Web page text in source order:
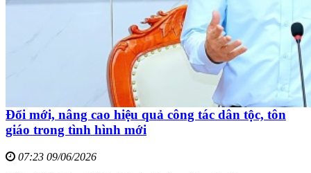
Đổi mới, nâng cao hiệu quả công tác dân tộc, tôn
giáo trong tình hình mới
07:23 09/06/2026